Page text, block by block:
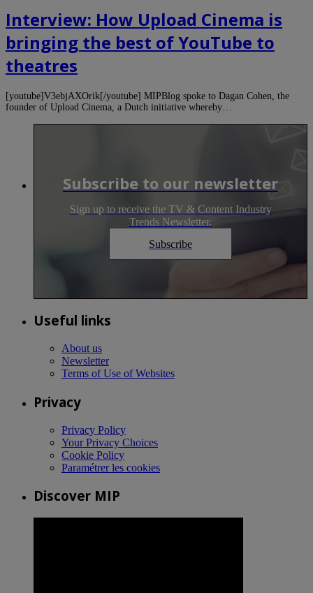
Interview: How Upload Cinema is
bringing the best of YouTube to
theatres
[youtube]V3ebjAXOrik[/youtube] MIPBlog spoke to Dagan Cohen, the
founder of Upload Cinema, a Dutch initiative whereby…
Subscribe to our newsletter
Sign up to receive the TV & Content Industry
Trends Newsletter.
Subscribe
Useful links
About us
Newsletter
Terms of Use of Websites
Privacy
Privacy Policy
Your Privacy Choices
Cookie Policy
Paramétrer les cookies
Discover MIP